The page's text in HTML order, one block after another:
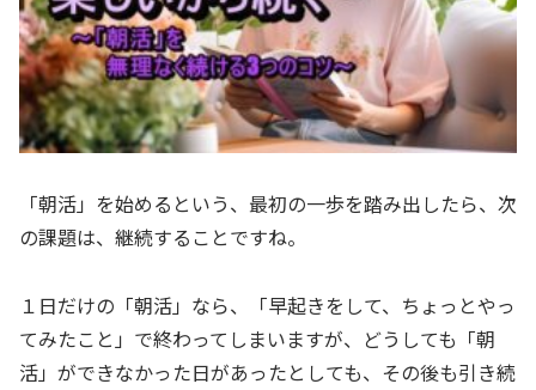
「朝活」を始めるという、最初の一歩を踏み出したら、次
の課題は、継続することですね。
１日だけの「朝活」なら、「早起きをして、ちょっとやっ
てみたこと」で終わってしまいますが、どうしても「朝
活」ができなかった日があったとしても、その後も引き続